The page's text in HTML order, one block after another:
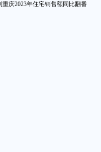
重庆2023年住宅销售额同比翻番